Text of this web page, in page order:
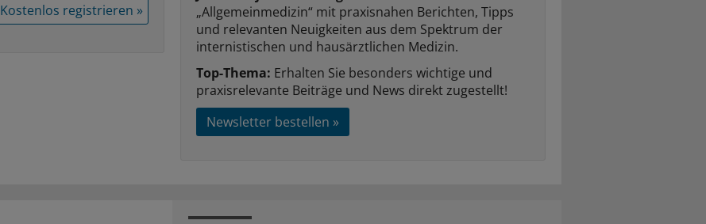
Kostenlos registrieren »
„Allgemeinmedizin“ mit praxisnahen Berichten, Tipps
und relevanten Neuigkeiten aus dem Spektrum der
internistischen und hausärztlichen Medizin.
Top-Thema: Erhalten Sie besonders wichtige und
praxisrelevante Beiträge und News direkt zugestellt!
Newsletter bestellen »